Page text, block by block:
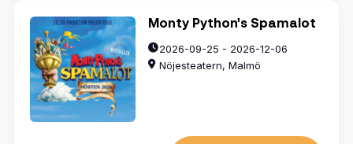
Monty Python's Spamalot
2026-09-25 - 2026-12-06
Nöjesteatern, Malmö